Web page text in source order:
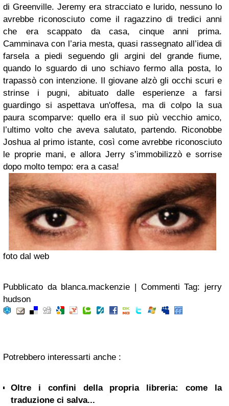
di Greenville. Jeremy era stracciato e lurido, nessuno lo
avrebbe riconosciuto come il ragazzino di tredici anni
che era scappato da casa, cinque anni prima.
Camminava con l’aria mesta, quasi rassegnato all’idea di
farsela a piedi seguendo gli argini del grande fiume,
quando lo sguardo di uno schiavo fermo alla posta, lo
trapassò con intenzione. Il giovane alzò gli occhi scuri e
strinse i pugni, abituato dalle esperienze a farsi
guardingo si aspettava un'offesa, ma di colpo la sua
paura scomparve: quello era il suo più vecchio amico,
l’ultimo volto che aveva salutato, partendo. Riconobbe
Joshua al primo istante, così come avrebbe riconosciuto
le proprie mani, e allora Jerry s’immobilizzò e sorrise
dopo molto tempo: era a casa!
foto dal web
Pubblicato da blanca.mackenzie | Commenti Tag: jerry
hudson
Potrebbero interessarti anche :
Oltre i confini della propria libreria: come la
traduzione ci salva...